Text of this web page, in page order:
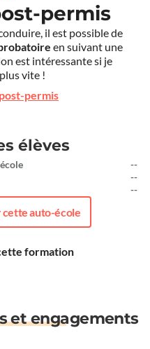
permis
il est possible de
en suivant une
est intéressante si je
vite !
permis
élèves
--
--
--
cette auto-école
formation
et engagements